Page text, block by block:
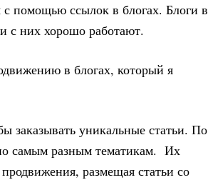
с помощью ссылок в блогах. Блоги в
с них хорошо работают.
в блогах, который я
заказывать уникальные статьи. По
самым разным тематикам. Их
размещая статьи со